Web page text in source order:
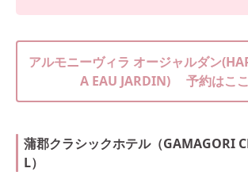
アルモニーヴィラ オージャルダン
A EAU JARDIN) 予約はこ
蒲郡クラシックホテル（GAMAGORI
L）